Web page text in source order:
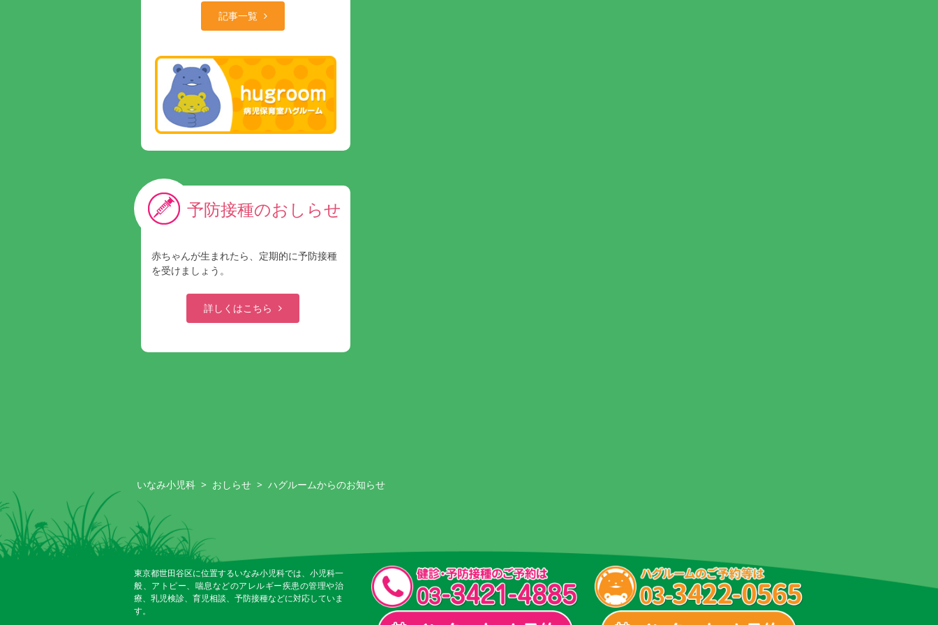
記事一覧
予防接種のおしらせ
赤ちゃんが生まれたら、定期的に予防接種
を受けましょう。
詳しくはこちら
いなみ小児科 > おしらせ > ハグルームからのお知らせ
東京都世田谷区に位置するいなみ小児科では、小児科一
般、アトピー、喘息などのアレルギー疾患の管理や治
療、乳児検診、育児相談、予防接種などに対応していま
す。